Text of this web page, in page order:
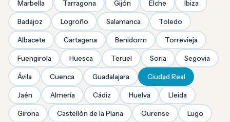
Marbella Tarragona Gijón Elche Ibiza
Badajoz Logroño Salamanca Toledo
Albacete Cartagena Benidorm Torrevieja
Fuengirola Huesca Teruel Soria Segovia
Ávila Cuenca Guadalajara Ciudad Real
Jaén Almería Cádiz Huelva Lleida
Girona Castellón de la Plana Ourense Lugo